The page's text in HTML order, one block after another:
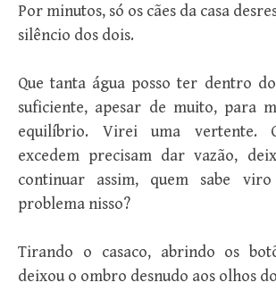
Por minutos, só os cães da casa
silêncio dos dois.
Que tanta água posso ter dentro
suficiente, apesar de muito, para
equilíbrio. Virei uma vertente.
excedem precisam dar vazão,
continuar assim, quem sabe
problema nisso?
Tirando o casaco, abrindo os
deixou o ombro desnudo aos olhos